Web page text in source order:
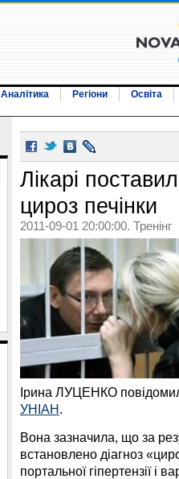
Аналітика Регіони
Освіта
Лікарі
цироз печінки
2011-09-01 20:00:00. Тренінг
Ірина ЛУЦЕНКО
УНІАН .
Вона зазначила, що за
встановлено діагноз
портальної гіпертензії і